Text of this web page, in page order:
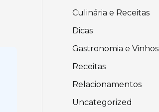
Culinária e Receitas
Dicas
Gastronomia e Vinhos
Receitas
Relacionamentos
Uncategorized